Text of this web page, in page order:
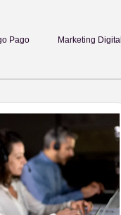
Pago Marketing Digital